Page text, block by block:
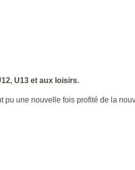
U13 et aux loisirs.
pu une nouvelle fois profité de la